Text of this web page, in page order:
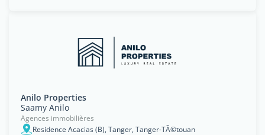
Anilo Properties
Saamy Anilo
Agences immobilières
Residence Acacias (B), Tanger, Tanger-TÃ©touan